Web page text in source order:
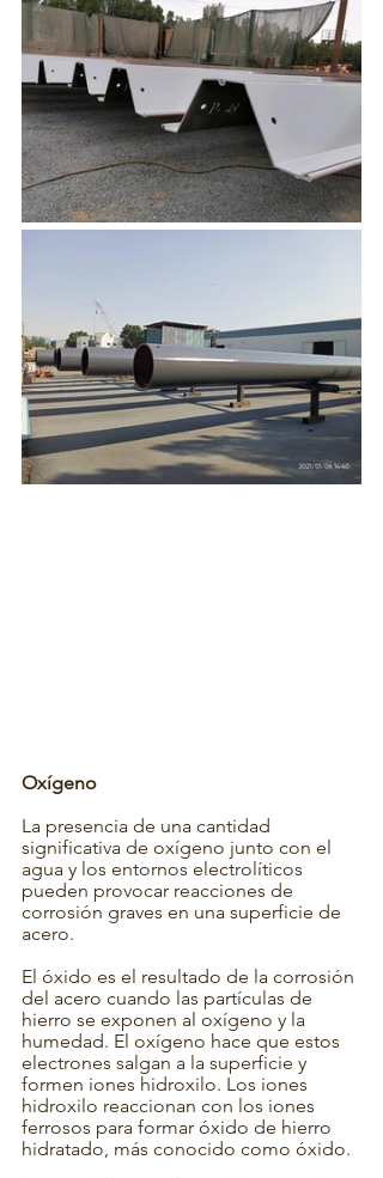
Oxígeno
La presencia de una cantidad
significativa de oxígeno junto con el
agua y los entornos electrolíticos
pueden provocar reacciones de
corrosión graves en una superficie de
acero.
El óxido es el resultado de la corrosión
del acero cuando las partículas de
hierro se exponen al oxígeno y la
humedad. El oxígeno hace que estos
electrones salgan a la superficie y
formen iones hidroxilo. Los iones
hidroxilo reaccionan con los iones
ferrosos para formar óxido de hierro
hidratado, más conocido como óxido.